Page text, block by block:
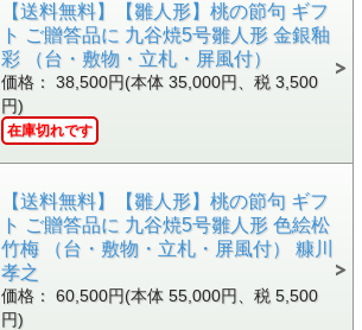
【送料無料】【雛人形】桃の節句 ギフ
ト ご贈答品に 九谷焼5号雛人形 金銀釉
彩 （台・敷物・立札・屏風付）
価格： 38,500円(本体 35,000円、税 3,500
円)
在庫切れです
【送料無料】【雛人形】桃の節句 ギフ
ト ご贈答品に 九谷焼5号雛人形 色絵松
竹梅 （台・敷物・立札・屏風付） 糠川
孝之
価格： 60,500円(本体 55,000円、税 5,500
円)